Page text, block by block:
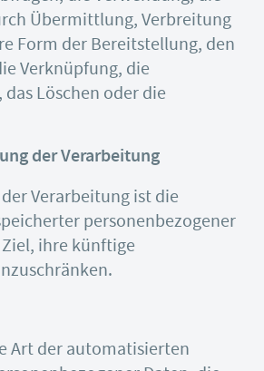
Übermittlung, Verbreitung
Form der Bereitstellung, den
Verknüpfung, die
Löschen oder die
der Verarbeitung
Verarbeitung ist die
personenbezogener
ihre künftige
Art der automatisierten